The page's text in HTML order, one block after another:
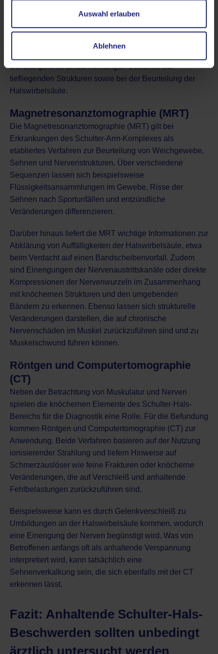
Auswahl erlauben
Ablehnen
sich das Verfahren zur Erstbeurteilungen
oberflächennaher Pathologien wie
Sehnenveränderungen der Rotatorenmanschette,
Schultergelenk. Einschränkungen bestehen bei
tiefliegenden Strukturen sowie bei der Beurteilung der
Halswirbelsäule.
Magnetresonanztomographie (MRT)
Die Magnetresonanztomographie (MRT) gilt bei
Erkrankungen des Schulter-Arm-Komplexes als
etabliertes Verfahren zur Beurteilung von Weichgewebe,
Sehnen und Nervenstrukturen. Über verschiedene
Sequenzen lassen sich beispielsweise
Flüssigkeitsansammlungen im Gewebe, Risse der
Sehnen nach Sportunfällen und entzündliche
Veränderungen differenzieren.
Darüber hinaus liefert die MRT wichtige Informationen zur
Abklärung von Auffälligkeiten der Halswirbelsäule, etwa
beim Verdacht auf einen Bandscheibenvorfall. Zudem
sind Einengungen der Nervenaustrittskanäle oder direkte
Kompressionen der Nervenwurzeln im Zusammenhang
mit knöchernen Strukturen und den umgebenden
Bändern zu erkennen. Ebenso lassen sich strukturelle
Veränderungen darstellen, die auf chronische
Nervenschäden im Muskel zurückzuführen sind und zu
Muskelschwund führen können.
Röntgen und Computertomographie
(CT)
Neben der Betrachtung von Muskulatur und Nerven
spielen die knöchernen Elemente des Schulter-Hals-
Bereichs für die Diagnostik eine Rolle. Für die Befundung
kommen Röntgen und Computertomographie (CT) zur
Anwendung. Beide Verfahren basieren auf der Nutzung
ionisierender Strahlung und liefern Hinweise auf
Schmerzauslöser wie feine Frakturen oder knöcherne
Veränderungen, die auf Verschleiß und anhaltende
Fehlbelastungen zurückzuführen sind.
Beispielsweise kann es durch Gelenkverschleiß zu
Umbildungen an der Halswirbelsäule kommen, wodurch
eine Einengung der Nerven begünstigt wird. Was von
Betroffenen anfangs oft als anhaltende Verspannung
interpretiert wird, kann tatsächlich eine
Sehnenverkalkung sein, die sich ebenfalls mit der CT
erkennen lässt.
Fazit: Anhaltende Schulter-Hals-
Beschwerden sollten unbedingt